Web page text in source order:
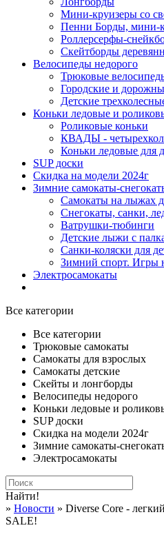
Мини-круизеры со
Пенни Борды, мини-
Роллерсерфы-
Скейтборды
Велосипеды недорого
Трюковые
Городские и
Детские
Коньки ледовые и
Роликовые коньки
КВАДЫ -
Коньки ледовые для
SUP доски
Скидка на модели 2024г
Зимние самокаты-
Самокаты на лыжах
Снегокаты, санки,
Ватрушки-тюбинги
Детские лыжи с
Санки-коляски для
Зимний спорт. Игры
Электросамокаты
Все категории
Все категории
Трюковые самокаты
Самокаты для взрослых
Самокаты детские
Cкейты и лонгборды
Велосипеды недорого
Коньки ледовые и
SUP доски
Скидка на модели 2024г
Зимние самокаты-
Электросамокаты
Найти!
» Новости » Diverse Core -
SALE!